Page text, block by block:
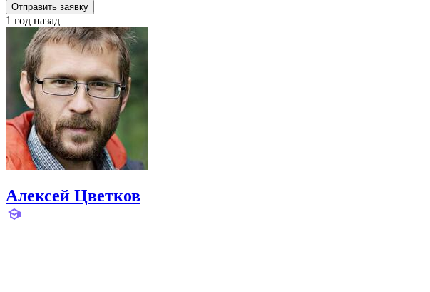
Отправить заявку
1 год назад
Алексей Цветков